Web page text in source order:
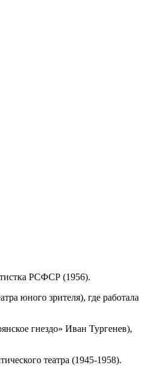
РСФСР (1956).
юного зрителя), где работала
гнездо» Иван Тургенев),
театра (1945-1958).